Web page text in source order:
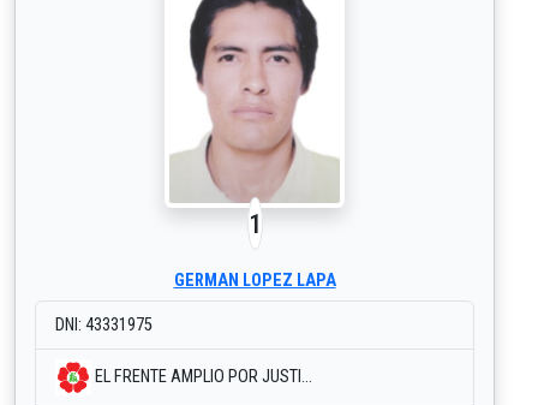
1
GERMAN LOPEZ LAPA
DNI: 43331975
EL FRENTE AMPLIO POR JUSTI...